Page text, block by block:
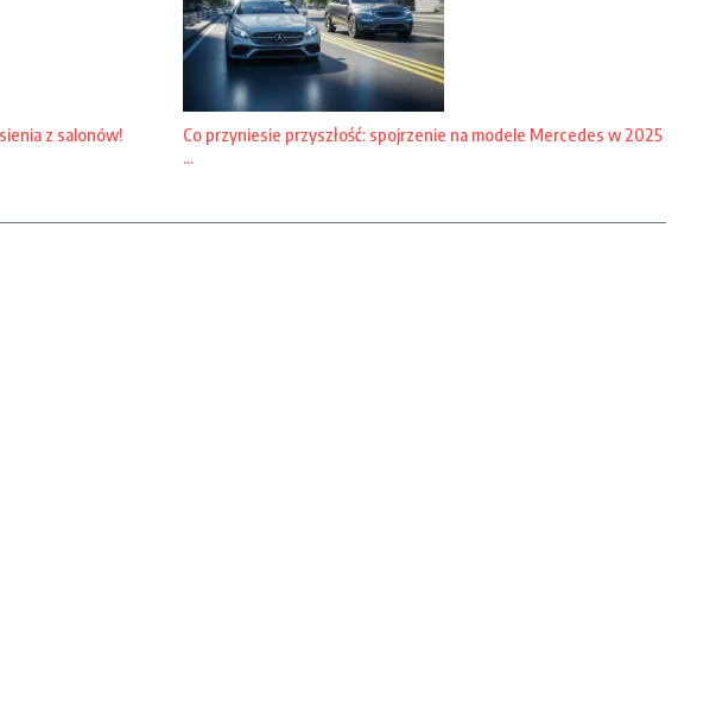
z salonów!
Co przyniesie przyszłość: spojrzenie na modele Mercedes w 2025
...